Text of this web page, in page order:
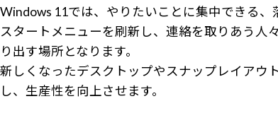
Windows 11では、やりたいことに集中できる、
スタートメニューを刷新し、連絡を取りあう人
り出す場所となります。
新しくなったデスクトップやスナップレイアウ
し、生産性を向上させます。